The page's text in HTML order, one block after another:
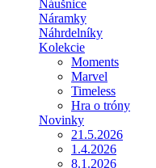
Náušnice
Náramky
Náhrdelníky
Kolekcie
Moments
Marvel
Timeless
Hra o tróny
Novinky
21.5.2026
1.4.2026
8.1.2026